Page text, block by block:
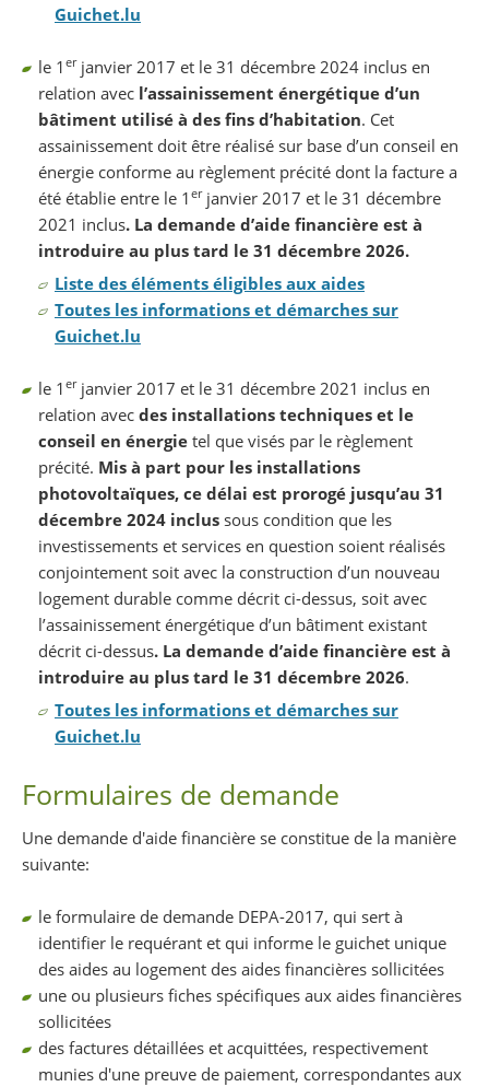
Guichet.lu
le 1 erjanvier 2017 et le 31 décembre 2024 inclus en
relation avec l’assainissement énergétique d’un
bâtiment utilisé à des fins d’habitation. Cet
assainissement doit être réalisé sur base d’un conseil en
énergie conforme au règlement précité dont la facture a
été établie entre le 1 erjanvier 2017 et le 31 décembre
2021 inclus. La demande d’aide financière est à
introduire au plus tard le 31 décembre 2026.
Liste des éléments éligibles aux aides
Toutes les informations et démarches sur
Guichet.lu
le 1 erjanvier 2017 et le 31 décembre 2021 inclus en
relation avec des installations techniques et le
conseil en énergie tel que visés par le règlement
précité. Mis à part pour les installations
photovoltaïques, ce délai est prorogé jusqu’au 31
décembre 2024 inclus sous condition que les
investissements et services en question soient réalisés
conjointement soit avec la construction d’un nouveau
logement durable comme décrit ci-dessus, soit avec
l’assainissement énergétique d’un bâtiment existant
décrit ci-dessus. La demande d’aide financière est à
introduire au plus tard le 31 décembre 2026.
Toutes les informations et démarches sur
Guichet.lu
Formulaires de demande
Une demande d'aide financière se constitue de la manière
suivante:
le formulaire de demande DEPA-2017, qui sert à
identifier le requérant et qui informe le guichet unique
des aides au logement des aides financières sollicitées
une ou plusieurs fiches spécifiques aux aides financières
sollicitées
des factures détaillées et acquittées, respectivement
munies d'une preuve de paiement, correspondantes aux